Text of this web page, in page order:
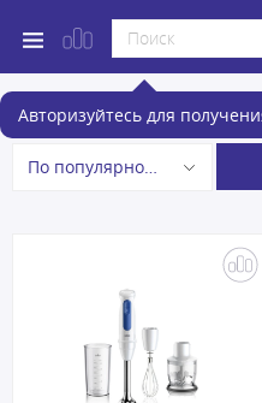
Авторизуйтесь для
Блендеры Braun
По популярности